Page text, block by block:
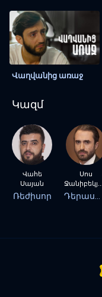
Վաղվանից առաջ
Կազմ
Վահե
Սայան
Ռեժիսոր
Սոս
Ջանիբեկյան